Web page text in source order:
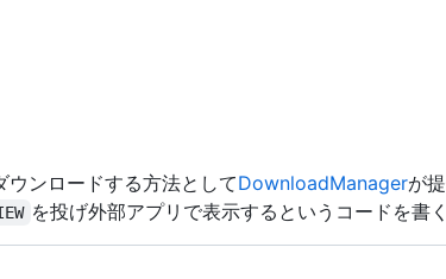
ンロードする方法としてDownloadManagerが
を投げ外部アプリで表示するというコードを書